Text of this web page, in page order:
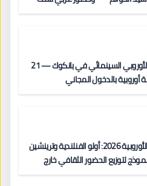
مهرجان الاتحاد الأوروبي السينمائي في بانكوك — 21
عاصمتا الثقافة الأوروبية 2026: أولو الفنلندية وترينشين
لتوزيع الحضور الثقافي خارج